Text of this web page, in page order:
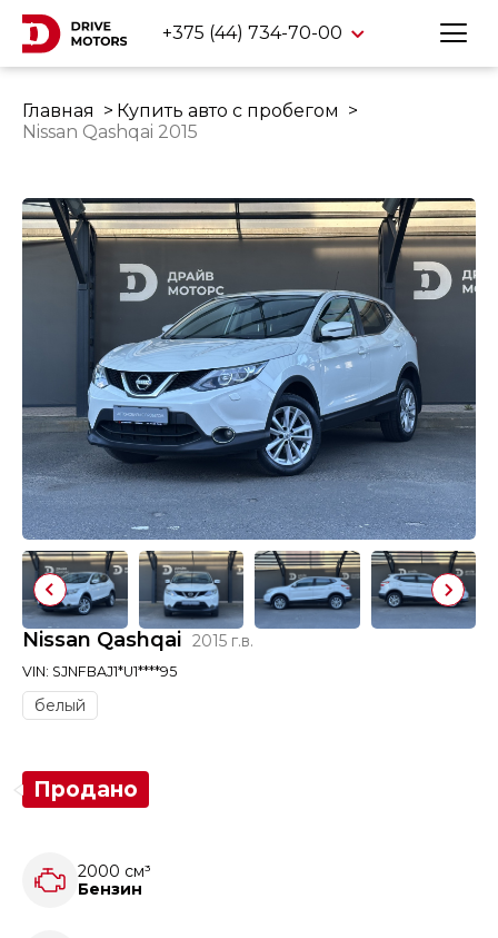
+375 (44) 734-70-00
Главная
Купить авто с пробегом
Nissan Qashqai 2015
Nissan Qashqai 2015 г.в.
VIN: SJNFBAJ1*U1****95
белый
Продано
2000 см³
Бензин